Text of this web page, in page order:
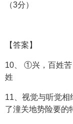
（3分）
【答案】
10、 ①兴，百姓
姓
11、视觉与听觉相
了潼关地势险要的